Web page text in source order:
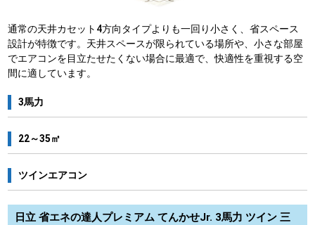
通常の天井カセット4方向タイプよりも一回り小さく、省スペース
設計が特徴です。天井スペースが限られている場所や、小さな部屋
でエアコンを目立たせたくない場合に最適で、快適性を重視する空
間に適しています。
3馬力
22～35㎡
ツインエアコン
日立 省エネの達人プレミアム てんかせJr. 3馬力 ツイン 三